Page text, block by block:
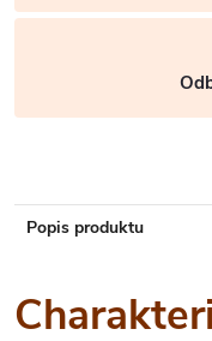
Popis produktu